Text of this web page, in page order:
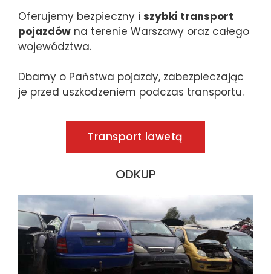
Oferujemy bezpieczny i szybki transport
pojazdów na terenie Warszawy oraz całego
województwa.
Dbamy o Państwa pojazdy, zabezpieczając
je przed uszkodzeniem podczas transportu.
Transport lawetą
ODKUP